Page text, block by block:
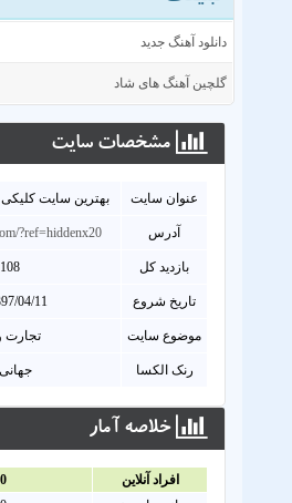
دانلود آهنگ جدید
گلچین آهنگ های شاد
مشخصات سايت
عنوان سايت بهترین سایت
آدرس ?ref=hiddenx20
بازدید کل
تاریخ شروع 04/11 04:29
موضوع سایت تجارت
رنک الکسا
خلاصه آمار
افراد آنلاين 0